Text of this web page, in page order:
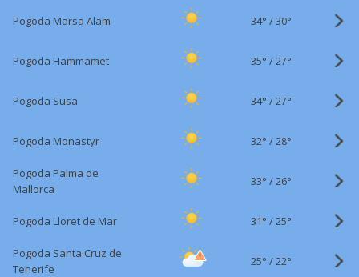
Pogoda Marsa Alam 34° /30°
Pogoda Hammamet 35° /27°
Pogoda Susa 34° /27°
Pogoda Monastyr 32° /28°
Pogoda Palma de
Mallorca
33° /26°
Pogoda Lloret de Mar 31° /25°
Pogoda Santa Cruz de
Tenerife
25° /22°